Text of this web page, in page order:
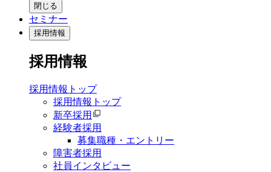
閉じる
セミナー
採用情報
採用情報
採用情報トップ
採用情報トップ
新卒採用
経験者採用
募集職種・エントリー
障害者採用
社員インタビュー